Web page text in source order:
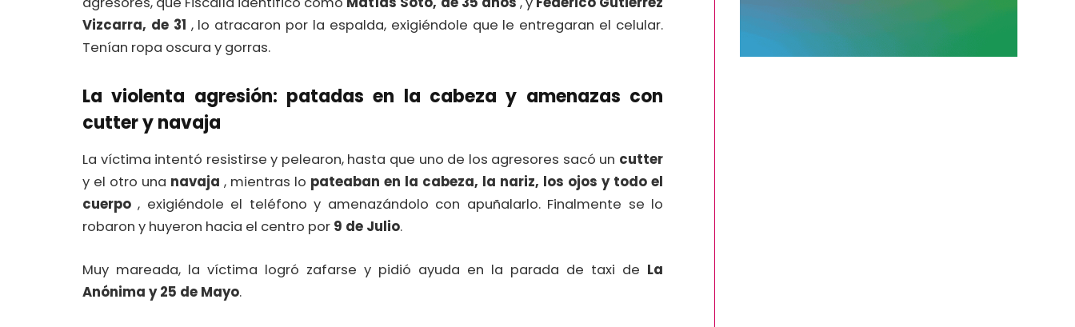
Vizcarra, de 31 , lo atracaron por la espalda, exigiéndole que le entregaran el celular.
Tenían ropa oscura y gorras.
La violenta agresión: patadas en la cabeza y amenazas con
cutter y navaja
La víctima intentó resistirse y pelearon, hasta que uno de los agresores sacó un cutter
y el otro una navaja , mientras lo pateaban en la cabeza, la nariz, los ojos y todo el
cuerpo , exigiéndole el teléfono y amenazándolo con apuñalarlo. Finalmente se lo
robaron y huyeron hacia el centro por 9 de Julio.
Muy mareada, la víctima logró zafarse y pidió ayuda en la parada de taxi de La
Anónima y 25 de Mayo.